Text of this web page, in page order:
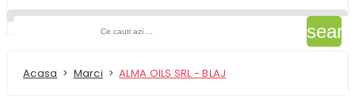
Acasa Marci ALMA OILS SRL - BLAJ